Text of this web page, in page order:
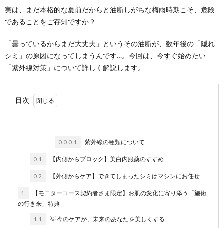
実は、まだ本格的な夏前だからと油断しがちな梅雨時期こそ、危険
であることをご存知ですか？
「曇っているからまだ大丈夫」というその油断が、数年後の「隠れ
シミ」の原因になってしまうんです…。今回は、今すぐ始めたい
「紫外線対策」について詳しく解説します。
目次
0.0.0.1. 紫外線の種類について
0.1. 【内側からブロック】美白内服薬のすすめ
0.2. 【外側からケア】できてしまったシミはマシンにお任せ
1.
【モニターコース契約者さま限定】お肌の変化に寄り添う「施術
の行き来」特典
1.1. 💡 今のケアが、未来のあなたを美しくする